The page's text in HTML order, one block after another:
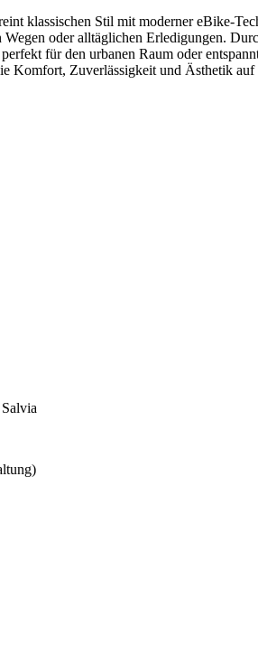
klassischen Stil mit moderner eBike-
oder alltäglichen Erledigungen.
für den urbanen Raum oder
Komfort, Zuverlässigkeit und Ästhetik auf